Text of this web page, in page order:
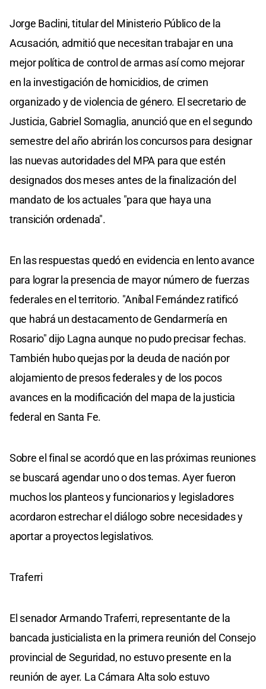
Jorge Baclini, titular del Ministerio Público de la
Acusación, admitió que necesitan trabajar en una
mejor política de control de armas así como mejorar
en la investigación de homicidios, de crimen
organizado y de violencia de género. El secretario de
Justicia, Gabriel Somaglia, anunció que en el segundo
semestre del año abrirán los concursos para designar
las nuevas autoridades del MPA para que estén
designados dos meses antes de la finalización del
mandato de los actuales "para que haya una
transición ordenada".
En las respuestas quedó en evidencia en lento avance
para lograr la presencia de mayor número de fuerzas
federales en el territorio. "Aníbal Fernández ratificó
que habrá un destacamento de Gendarmería en
Rosario" dijo Lagna aunque no pudo precisar fechas.
También hubo quejas por la deuda de nación por
alojamiento de presos federales y de los pocos
avances en la modificación del mapa de la justicia
federal en Santa Fe.
Sobre el final se acordó que en las próximas reuniones
se buscará agendar uno o dos temas. Ayer fueron
muchos los planteos y funcionarios y legisladores
acordaron estrechar el diálogo sobre necesidades y
aportar a proyectos legislativos.
Traferri
El senador Armando Traferri, representante de la
bancada justicialista en la primera reunión del Consejo
provincial de Seguridad, no estuvo presente en la
reunión de ayer. La Cámara Alta solo estuvo